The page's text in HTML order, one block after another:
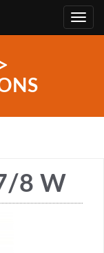
8 W